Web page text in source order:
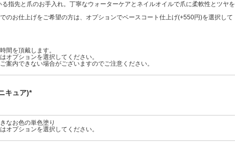
指先と爪のお手入れ。丁寧なウォーターケアとネイルオイルで爪に柔軟性とツヤを
のお仕上げをご希望の方は、オプションでベースコート仕上げ(+550円)を選択して
間を頂戴します。
オプションを選択してください。
案内できない場合がございますのでご注意ください。
キュア)*
なお色の単色塗り
オプションを選択してください。